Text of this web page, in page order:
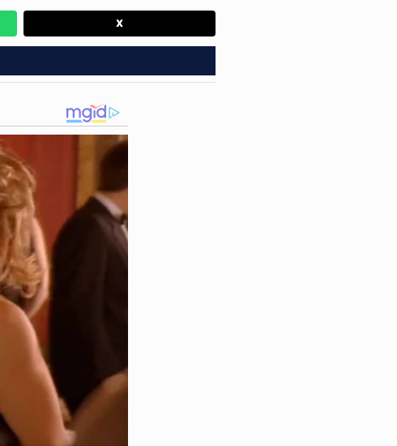
se esconder na casa de
esboçar reação quando os
pela delegada Eliane
onde devem responder pela
hospital na capital,
sob cuidados médicos
X